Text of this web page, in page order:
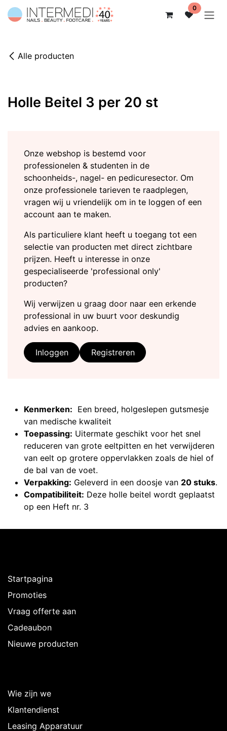
Overslaan naar inhoud 0
Alle producten
Holle Beitel 3 per 20 st
Kenmerken: Een breed, holgeslepen gutsmesje
van medische kwaliteit
Toepassing: Uitermate geschikt voor het snel
reduceren van grote eeltpitten en het verwijderen
van eelt op grotere oppervlakken zoals de hiel of
de bal van de voet.
Verpakking: Geleverd in een doosje van 20 stuks.
Compatibiliteit: Deze holle beitel wordt geplaatst
op een Heft nr. 3
Onze webshop is bestemd voor
professionelen & studenten in de
schoonheids-, nagel- en pedicuresector. Om
onze professionele tarieven te raadplegen,
vragen wij u vriendelijk om in te loggen of een
account aan te maken.
Als particuliere klant heeft u toegang tot een
selectie van producten met direct zichtbare
prijzen. Heeft u interesse in onze
gespecialiseerde 'professional only'
producten?
Wij verwijzen u graag door naar een erkende
professional in uw buurt voor deskundig
advies en aankoop.
Inloggen Registreren
Startpagina
Promoties
Vraag offerte aan
Cadeaubon
Nieuwe producten
Wie zijn we
Klantendienst
Leasing Apparatuur